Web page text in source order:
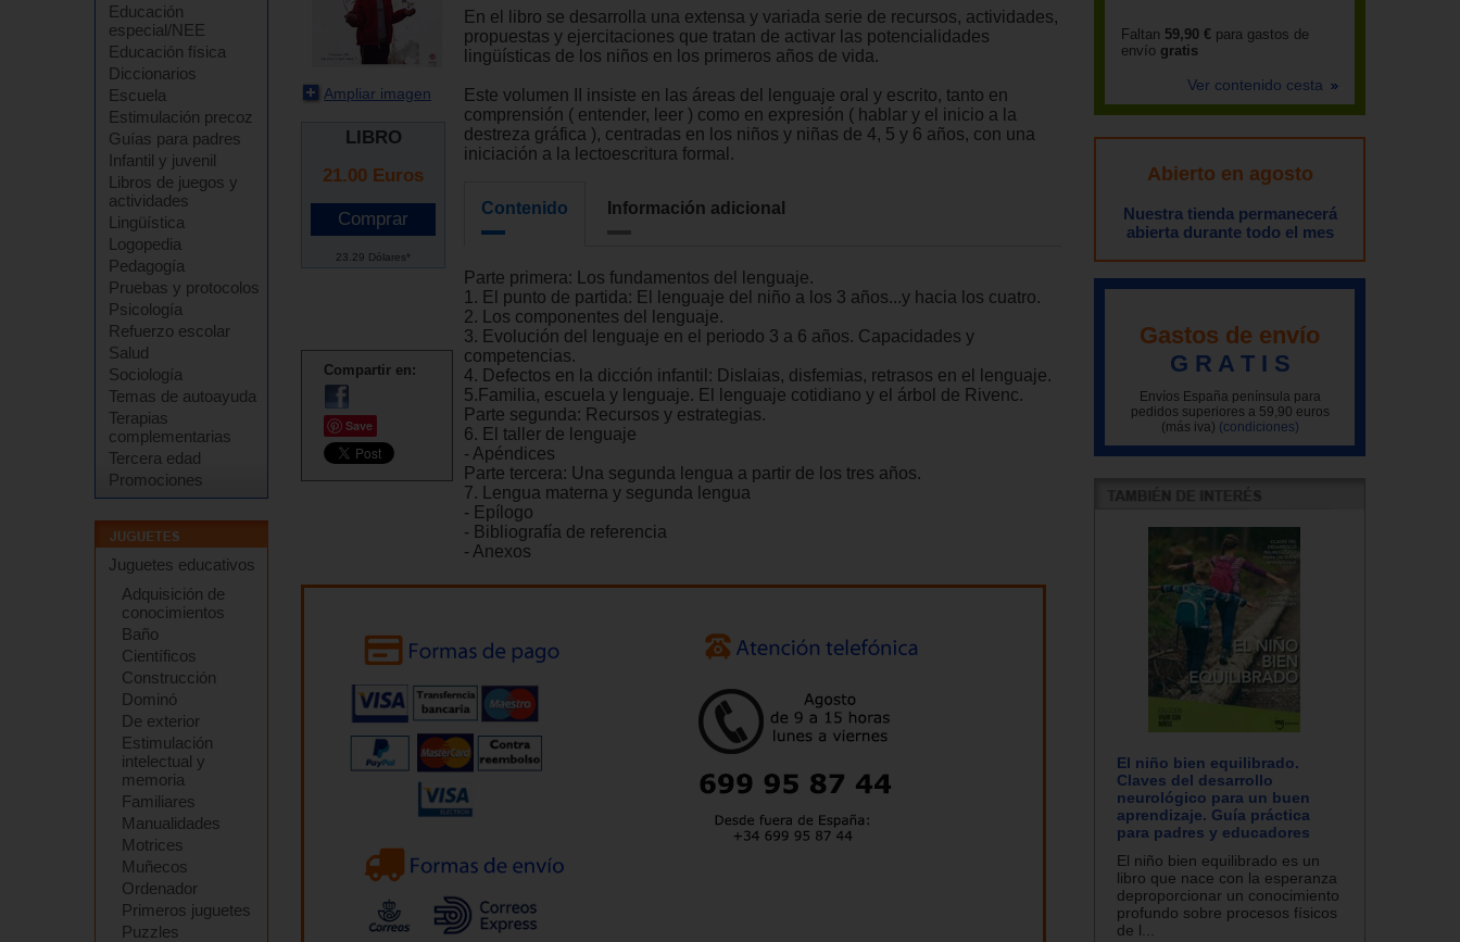
Educación
especial/NEE
Educación física
Diccionarios
Escuela
Estimulación precoz
Guías para padres
Infantil y juvenil
Libros de juegos y
actividades
Lingüística
Logopedia
Pedagogía
Pruebas y protocolos
Psicología
Refuerzo escolar
Salud
Sociología
Temas de autoayuda
Terapias
complementarias
Tercera edad
Promociones
Juguetes educativos
Adquisición de
conocimientos
Baño
Científicos
Construcción
Dominó
De exterior
Estimulación
intelectual y
memoria
Familiares
Manualidades
Motrices
Muñecos
Ordenador
Primeros juguetes
Puzzles
Ampliar imagen
LIBRO
21.00 Euros
23.29 Dólares*
Compartir en:
Save
En el libro se desarrolla una extensa y variada serie de recursos, actividades,
propuestas y ejercitaciones que tratan de activar las potencialidades
lingüísticas de los niños en los primeros años de vida.
Este volumen II insiste en las áreas del lenguaje oral y escrito, tanto en
comprensión ( entender, leer ) como en expresión ( hablar y el inicio a la
destreza gráfica ), centradas en los niños y niñas de 4, 5 y 6 años, con una
iniciación a la lectoescritura formal.
Contenido Información adicional
Parte primera: Los fundamentos del lenguaje.
1. El punto de partida: El lenguaje del niño a los 3 años...y hacia los cuatro.
2. Los componentes del lenguaje.
3. Evolución del lenguaje en el periodo 3 a 6 años. Capacidades y
competencias.
4. Defectos en la dicción infantil: Dislaias, disfemias, retrasos en el lenguaje.
5.Familia, escuela y lenguaje. El lenguaje cotidiano y el árbol de Rivenc.
Parte segunda: Recursos y estrategias.
6. El taller de lenguaje
- Apéndices
Parte tercera: Una segunda lengua a partir de los tres años.
7. Lengua materna y segunda lengua
- Epílogo
- Bibliografía de referencia
- Anexos
Faltan 59,90 € para gastos de
envío gratis
Ver contenido cesta
Abierto en agosto
Nuestra tienda permanecerá
abierta durante todo el mes
Gastos de envío
G R A T I S
Envíos España península para
pedidos superiores a 59,90 euros
(más iva) (condiciones)
El niño bien equilibrado.
Claves del desarrollo
neurológico para un buen
aprendizaje. Guía práctica
para padres y educadores
El niño bien equilibrado es un
libro que nace con la esperanza
deproporcionar un conocimiento
profundo sobre procesos físicos
de l...